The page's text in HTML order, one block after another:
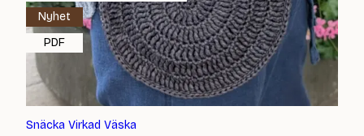
Snäcka Virkad Väska
Nyhet
PDF